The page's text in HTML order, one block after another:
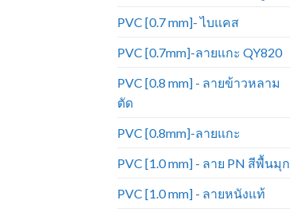
PVC [0.7 mm]- ไบแคส
PVC [0.7mm]-ลายแกะ QY820
PVC [0.8 mm] - ลายข้าวหลาม
ตัด
PVC [0.8mm]-ลายแกะ
PVC [1.0 mm] - ลาย PN สีพื้นมุก
PVC [1.0 mm] - ลายหนังแท้